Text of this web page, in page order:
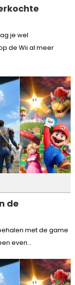
je wel
de Wii al meer
de
met de game
even...